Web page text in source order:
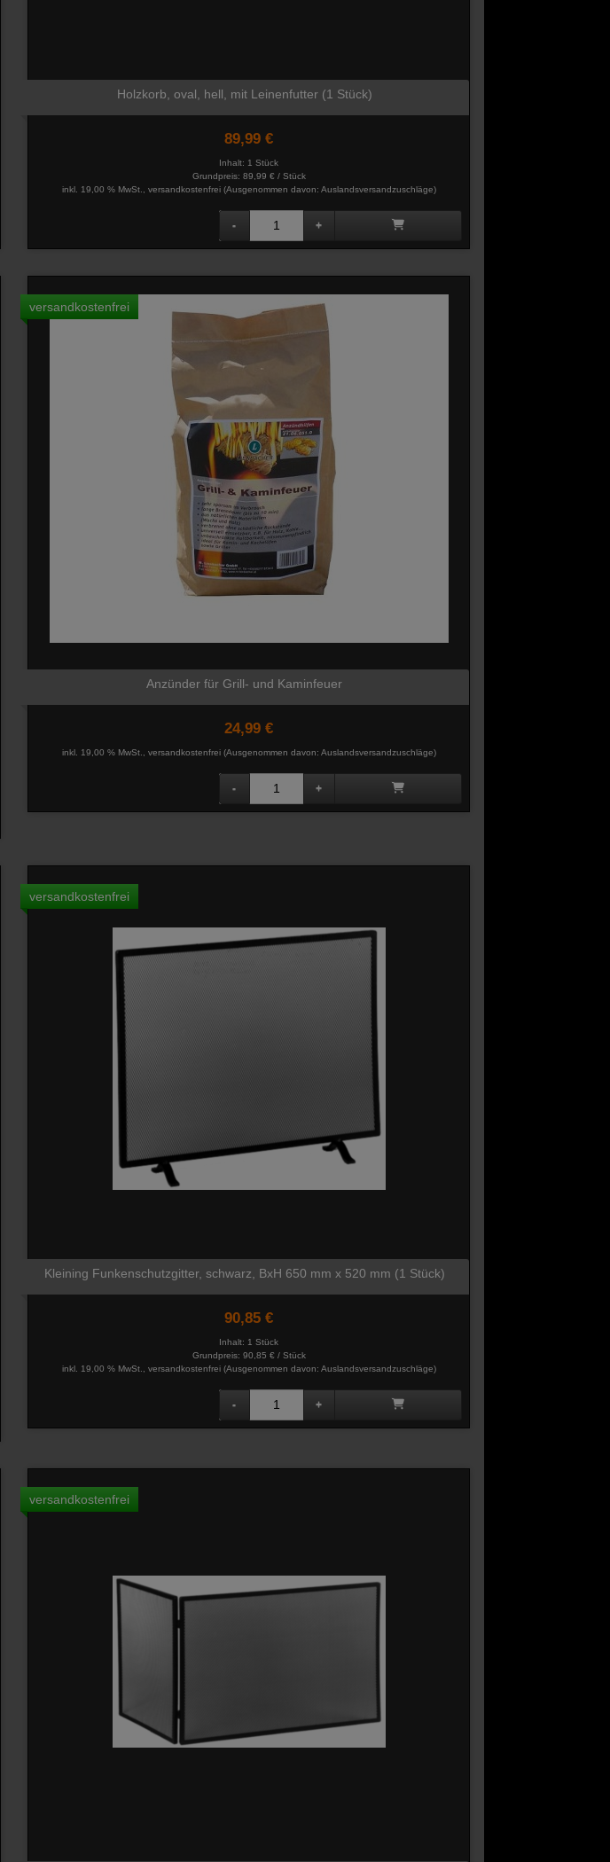
Holzkorb, oval, hell, mit Leinenfutter (1 Stück)
89,99 €
Inhalt: 1 Stück
Grundpreis: 89,99 € / Stück
inkl. 19,00 % MwSt., versandkostenfrei (Ausgenommen davon: Auslandsversandzuschläge)
versandkostenfrei
Anzünder für Grill- und Kaminfeuer
24,99 €
inkl. 19,00 % MwSt., versandkostenfrei (Ausgenommen davon: Auslandsversandzuschläge)
versandkostenfrei
Kleining Funkenschutzgitter, schwarz, BxH 650 mm x 520 mm (1 Stück)
90,85 €
Inhalt: 1 Stück
Grundpreis: 90,85 € / Stück
inkl. 19,00 % MwSt., versandkostenfrei (Ausgenommen davon: Auslandsversandzuschläge)
versandkostenfrei